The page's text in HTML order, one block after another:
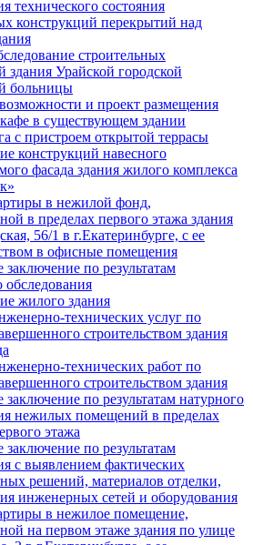
технического состояния
конструкций перекрытий над
строительных
здания Урайской городской
больницы
и проект размещения
в существующем здании
с пристроем открытой террасы
конструкций навесного
фасада здания жилого комплекса
в нежилой фонд,
в пределах первого этажа здания
56/1 в г.Екатеринбурге, с ее
в офисные помещения
заключение по результатам
обследования
жилого здания
технических услуг по
строительством здания
технических работ по
строительством здания
заключение по результатам натурного
нежилых помещений в пределах
этажа
заключение по результатам
с выявлением фактических
решений, материалов отделки,
инженерных сетей и оборудования
в нежилое помещение,
на первом этаже здания по улице